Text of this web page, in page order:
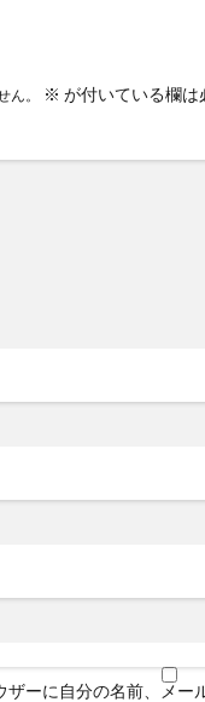
。 ※ が付いている欄は
ーに自分の名前、メー